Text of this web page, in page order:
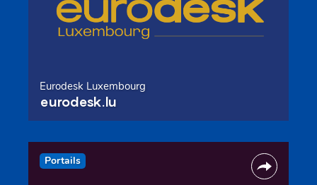
Eurodesk Luxembourg
eurodesk.lu
Portails